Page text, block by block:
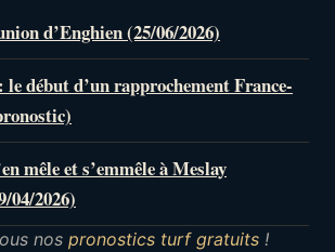
d’Enghien (25/06/2026)
début d’un rapprochement France-
mêle et s’emmêle à Meslay
04/2026)
nos pronostics turf gratuits !